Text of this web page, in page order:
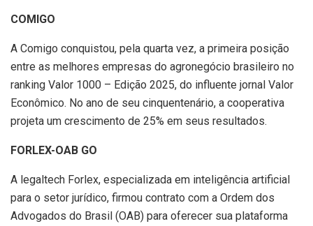
COMIGO
A Comigo conquistou, pela quarta vez, a primeira posição
entre as melhores empresas do agronegócio brasileiro no
ranking Valor 1000 – Edição 2025, do influente jornal Valor
Econômico. No ano de seu cinquentenário, a cooperativa
projeta um crescimento de 25% em seus resultados.
FORLEX-OAB GO
A legaltech Forlex, especializada em inteligência artificial
para o setor jurídico, firmou contrato com a Ordem dos
Advogados do Brasil (OAB) para oferecer sua plataforma